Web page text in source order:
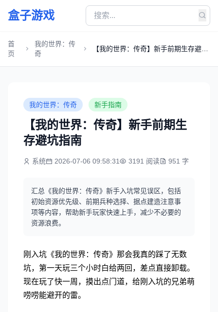
盒子游戏
首
页
我的世界：传
奇
【我的世界：传奇】新手前期生存避坑
我的世界：传奇 新手指南
【我的世界：传奇】新手前期生
存避坑指南
系统 2026-07-06 09:58:31 3191 阅读 951 字
汇总《我的世界：传奇》新手入坑常见误区，包括
初始资源优先级、前期兵种选择、据点建造注意事
项等内容，帮助新手玩家快速上手，减少不必要的
资源浪费。
刚入坑《我的世界：传奇》那会我真的踩了无数
坑，第一天玩三个小时白给两回，差点直接卸载。
现在玩了快一周，摸出点门道，给刚入坑的兄弟萌
唠唠能避开的雷。